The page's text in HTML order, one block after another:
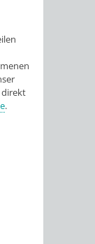
direkt
.